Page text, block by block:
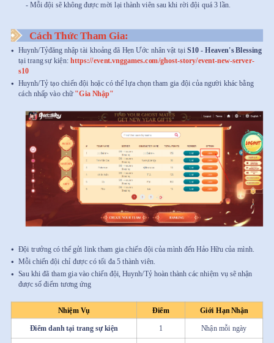
- Mỗi đội sẽ không được mời lại thành viên sau khi rời đội quá 3 lần.
Cách Thức Tham Gia:
Huynh/Tỷđăng nhập tài khoảng đã Hẹn Ước nhân vật tạiS10 - Heaven's Blessing
tại trang sự kiện:https://event.vnggames.com/ghost-story/event-new-server-
s10
Huynh/Tỷ tạo chiến đội hoặc có thể lựa chọn tham gia đội của người khác bằng
cách nhấp vào chữ "Gia Nhập"
Đội trưởng có thể gửi link tham gia chiến đội của mình đến Hảo Hữu của mình.
Mỗi chiến đội chỉ được có tối đa 5 thành viên.
Sau khi đã tham gia vào chiến đội, Huynh/Tỷ hoàn thành các nhiệm vụ sẽ nhận
được số điểm tương ứng
Nhiệm Vụ Điểm Giới Hạn Nhận
Điểm danh tại trang sự kiện 1 Nhận mỗi ngày